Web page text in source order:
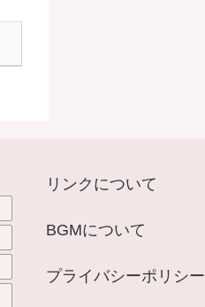
リンクについて
BGMについて
プライバシーポリシー